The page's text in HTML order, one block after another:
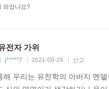
로 규명한 캘리포니아대학교
의 연구 성장기
다
되었나요?
전자 가위
j*****7 2021-09-29 신고
해 우리는 유전학의 아버지 멘